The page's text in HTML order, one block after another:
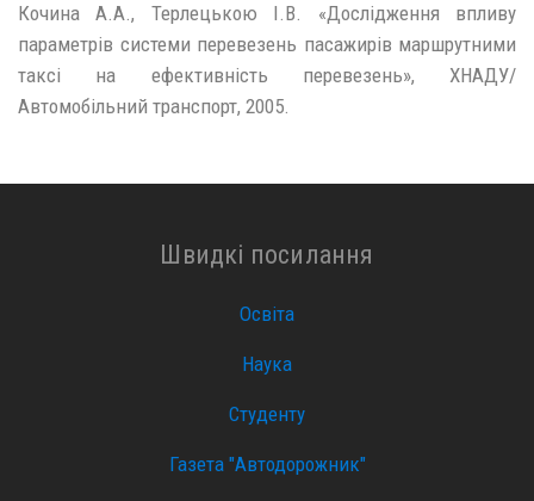
Кочина А.А., Терлецькою І.В. «Дослідження впливу
параметрів системи перевезень пасажирів маршрутними
таксі на ефективність перевезень», ХНАДУ/
Автомобільний транспорт, 2005.
Швидкі посилання
Освіта
Наука
Студенту
Газета "Автодорожник"